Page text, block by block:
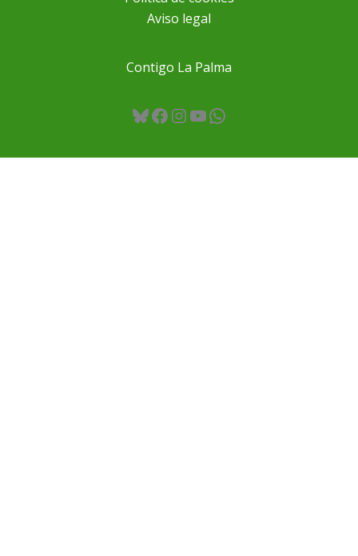
Aviso legal
Contigo La Palma
Bluesky
Facebook
Instagram
YouTube
WhatsApp